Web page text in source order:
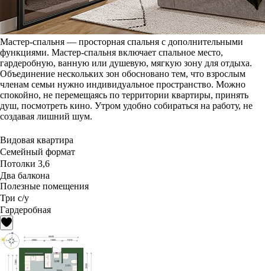
Мастер-спальня — просторная спальня с дополнительными
функциями. Мастер-спальня включает спальное место,
гардеробную, ванную или душевую, мягкую зону для отдыха.
Объединение нескольких зон обосновано тем, что взрослым
членам семьи нужно индивидуальное пространство. Можно
спокойно, не перемещаясь по территории квартиры, принять
душ, посмотреть кино. Утром удобно собираться на работу, не
создавая лишний шум.
Видовая квартира
Семейный формат
Потолки 3,6
Два балкона
Полезные помещения
Три с/у
Гардеробная